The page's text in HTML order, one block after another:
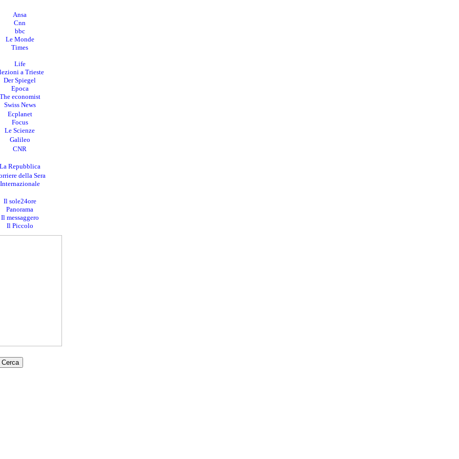
Ansa
Cnn
bbc
Le Monde
Times
Life
a Trieste
Der Spiegel
Epoca
economist
Swiss News
Ecplanet
Focus
Le Scienze
Galileo
CNR
Repubblica
della Sera
Internazionale
Il sole24ore
Panorama
Il messaggero
Il Piccolo